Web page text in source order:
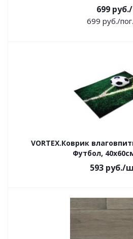
699руб./
699 руб./
VORTEX.Коврик
Футбол,
593руб./